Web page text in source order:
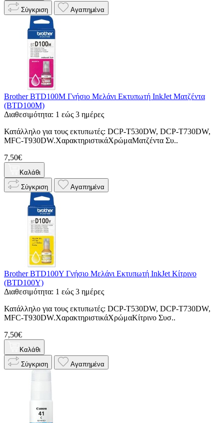
Σύγκριση
Αγαπημένα
Brother BTD100M Γνήσιο Μελάνι Εκτυπωτή InkJet Ματζέντα
(BTD100M)
Διαθεσιμότητα: 1 εώς 3 ημέρες
Κατάλληλο για τους εκτυπωτές: DCP-T530DW, DCP-T730DW,
MFC-T930DW.ΧαρακτηριστικάΧρώμαΜατζέντα Συ..
7,50€
Καλάθι
Σύγκριση
Αγαπημένα
Brother BTD100Y Γνήσιο Μελάνι Εκτυπωτή InkJet Κίτρινο
(BTD100Y)
Διαθεσιμότητα: 1 εώς 3 ημέρες
Κατάλληλο για τους εκτυπωτές: DCP-T530DW, DCP-T730DW,
MFC-T930DW.ΧαρακτηριστικάΧρώμαΚίτρινο Συσ..
7,50€
Καλάθι
Σύγκριση
Αγαπημένα